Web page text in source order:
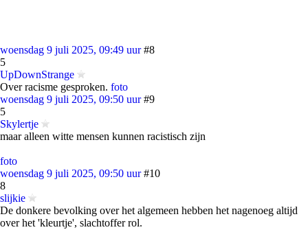
woensdag 9 juli 2025, 09:49 uur #8
5
UpDownStrange
Over racisme gesproken. foto
woensdag 9 juli 2025, 09:50 uur #9
5
Skylertje
maar alleen witte mensen kunnen racistisch zijn
foto
woensdag 9 juli 2025, 09:50 uur #10
8
slijkie
De donkere bevolking over het algemeen hebben het nagenoeg altijd
over het 'kleurtje', slachtoffer rol.